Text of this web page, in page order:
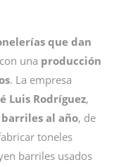
que dan
una producción
. La empresa
Luis Rodríguez,
al año, de
toneles
barriles usados